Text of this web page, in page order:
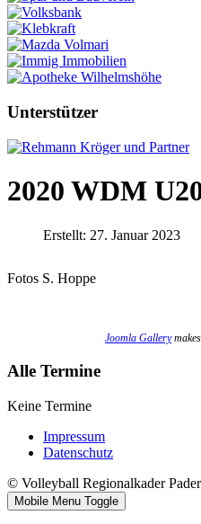
Unterstützer
2020 WDM
Erstellt: 27. Januar 2023
Fotos S. Hoppe
Joomla Gallery
Alle Termine
Keine Termine
Impressum
Datenschutz
© Volleyball Regionalkader
Mobile Menu Toggle